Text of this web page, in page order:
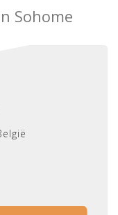
Sohome